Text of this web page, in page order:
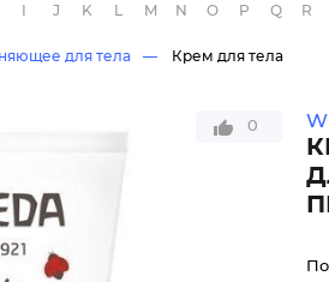
J K M N O P Q R
для тела Крем для тела
0